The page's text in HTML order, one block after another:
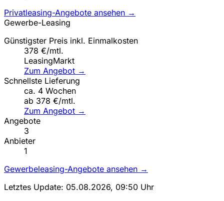
Privatleasing-Angebote ansehen →
Gewerbe-Leasing
Günstigster Preis inkl. Einmalkosten
378 €/mtl.
LeasingMarkt
Zum Angebot →
Schnellste Lieferung
ca. 4 Wochen
ab 378 €/mtl.
Zum Angebot →
Angebote
3
Anbieter
1
Gewerbeleasing-Angebote ansehen →
Letztes Update: 05.08.2026, 09:50 Uhr